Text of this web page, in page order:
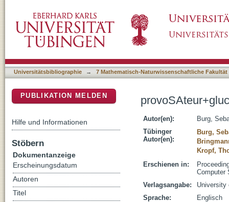
Universitätsbibliographie → 7 Mathematisch-Naturwissenschaftliche Fakultät
Autor(en):
Burg,
Tübinger
Autor(en):
Burg,
Kropf,
Erschienen in:
Computer
Verlagsangabe:
University
Sprache:
Englisch
PUBLIKATION MELDEN
Hilfe und Informationen
Stöbern
Dokumentanzeige
Erscheinungsdatum
Autoren
Titel